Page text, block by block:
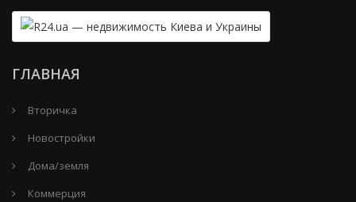
ГЛАВНАЯ
Вторичка
Новостройки
Дома/земля
Коммерция